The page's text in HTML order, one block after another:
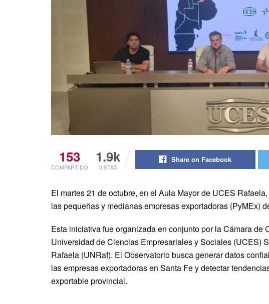
153
COMPARTIDO
1.9k
VISTAS
Share on Facebook
El martes 21 de octubre, en el Aula Mayor de UCES
las pequeñas y medianas empresas exportadoras (PyMEx)
Esta iniciativa fue organizada en conjunto por la Cámara de
Universidad de Ciencias Empresariales y Sociales (UCES)
Rafaela (UNRaf). El Observatorio busca generar datos
las empresas exportadoras en Santa Fe y detectar
exportable provincial.